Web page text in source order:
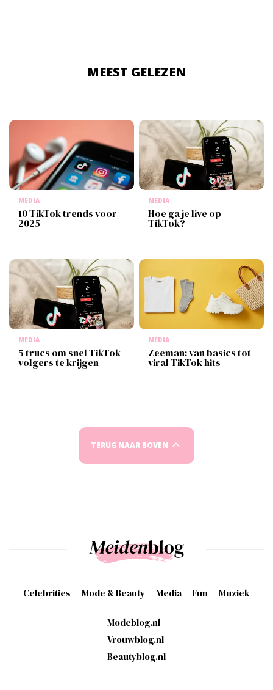
MEEST GELEZEN
MEDIA
10 TikTok trends voor
2025
MEDIA
Hoe ga je live op
TikTok?
MEDIA
5 trucs om snel TikTok
volgers te krijgen
MEDIA
Zeeman: van basics tot
viral TikTok hits
TERUG NAAR BOVEN
Celebrities Mode & Beauty Media Fun Muziek
Modeblog.nl
Vrouwblog.nl
Beautyblog.nl